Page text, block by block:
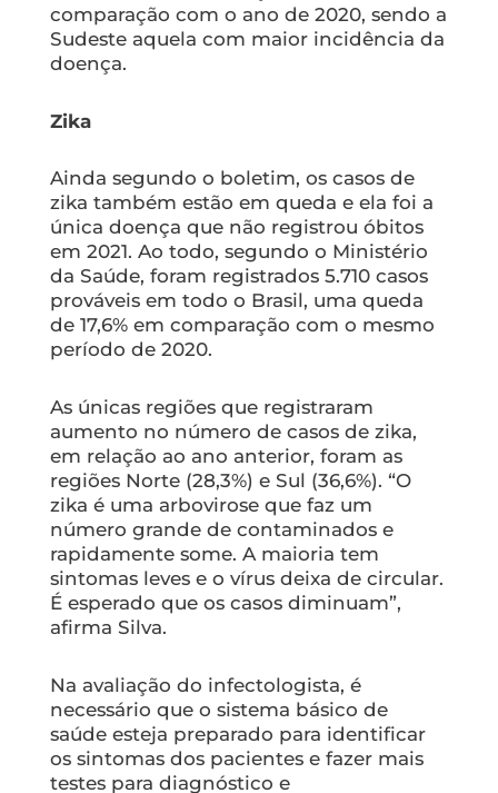
comparação com o ano de 2020, sendo a
Sudeste aquela com maior incidência da
doença.
Zika
Ainda segundo o boletim, os casos de
zika também estão em queda e ela foi a
única doença que não registrou óbitos
em 2021. Ao todo, segundo o Ministério
da Saúde, foram registrados 5.710 casos
prováveis em todo o Brasil, uma queda
de 17,6% em comparação com o mesmo
período de 2020.
As únicas regiões que registraram
aumento no número de casos de zika,
em relação ao ano anterior, foram as
regiões Norte (28,3%) e Sul (36,6%). “O
zika é uma arbovirose que faz um
número grande de contaminados e
rapidamente some. A maioria tem
sintomas leves e o vírus deixa de circular.
É esperado que os casos diminuam”,
afirma Silva.
Na avaliação do infectologista, é
necessário que o sistema básico de
saúde esteja preparado para identificar
os sintomas dos pacientes e fazer mais
testes para diagnóstico e